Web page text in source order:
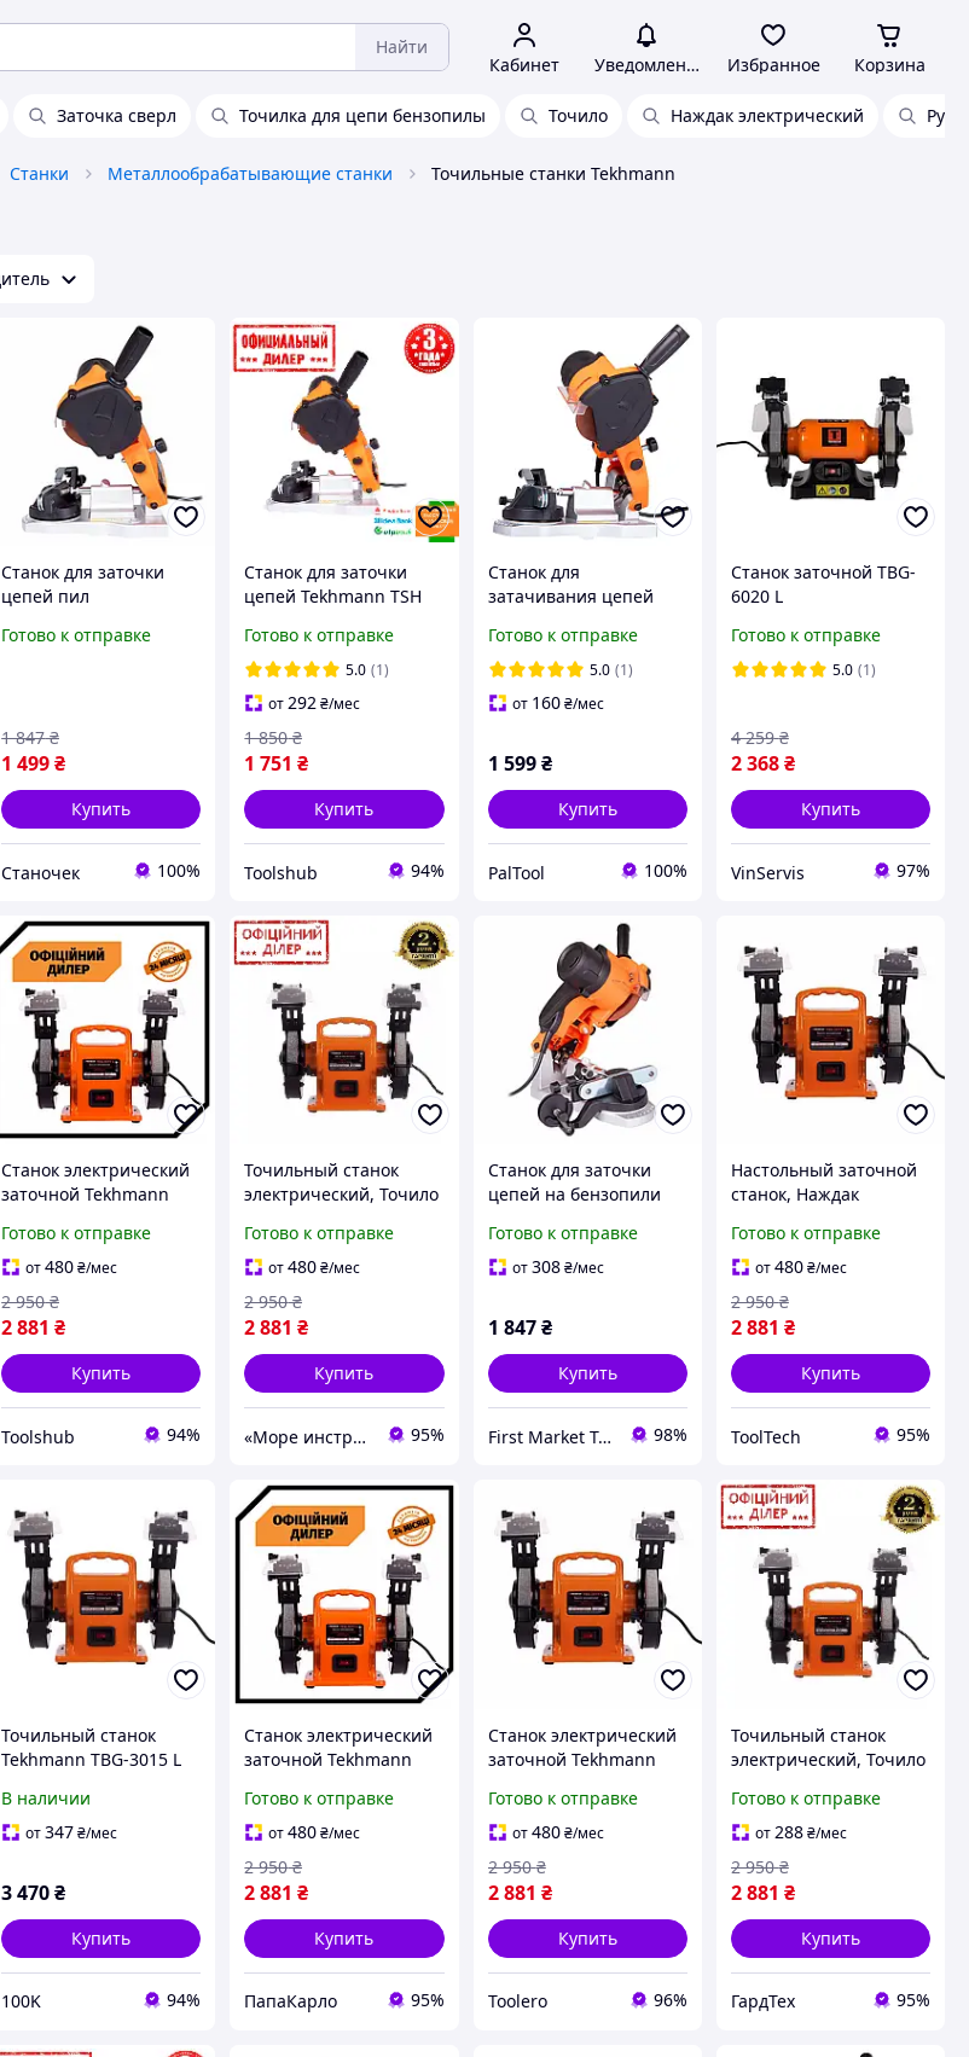
Найти
Кабинет Уведомления Избранное Корзина
Заточка сверл Точилка для цепи бензопилы Точило Наждак электрический
Станки Металлообрабатывающие станки Точильные станки Tekhmann
Станок для заточки
цепей пил
Tekhmann HRT TCS-350
Готово к отправке
1 499₴
1 847 ₴
Купить
Станочек 100%
Станок для заточки
цепей Tekhmann TSH
Готово к отправке
5.0 (1)
от292₴/мес
1 751 ₴
1 850 ₴
Купить
Toolshub 94%
Станок для
затачивания цепей
Готово к отправке
5.0 (1)
от 160 ₴/мес
1 599 ₴
Купить
PalTool 100%
Станок заточной TBG-
6020 L
Готово к отправке
5.0 (1)
2 368₴
4 259 ₴
Купить
VinServis 97%
Станок электрический
заточной Tekhmann
150 мм) Топ 3776563
Готово к отправке
от480₴/мес
2 881 ₴
2 950 ₴
Купить
Toolshub 94%
Точильный станок
электрический, Точило
3015 L (0.3 кВт, 150 мм)
Готово к отправке
от480₴/мес
2 881 ₴
2 950 ₴
Купить
«Море инструментов» 95%
Станок для заточки
цепей на бензопили
Готово к отправке
от308 ₴/мес
1 847 ₴
Купить
First Market Tool's 98%
Настольный заточной
станок, Наждак
Tekhmann TLT TBG-3015
L (0.3 кВт, 150 мм)
Готово к отправке
от480₴/мес
2 881 ₴
2 950 ₴
Купить
ToolTech 95%
Точильный станок
Tekhmann TBG-3015 L
В наличии
от347₴/мес
3 470₴
Купить
100K 94%
Станок электрический
заточной Tekhmann
150 мм)
Готово к отправке
от480₴/мес
2 881 ₴
2 950 ₴
Купить
ПапаКарло 95%
Станок электрический
заточной Tekhmann
150 мм)
Готово к отправке
от480 ₴/мес
2 881 ₴
2 950 ₴
Купить
Toolero 96%
Точильный станок
электрический, Точило
3015 L (0.3 кВт, 150 мм)
Готово к отправке
от 288₴/мес
2 881 ₴
2 950 ₴
Купить
ГардТех 95%